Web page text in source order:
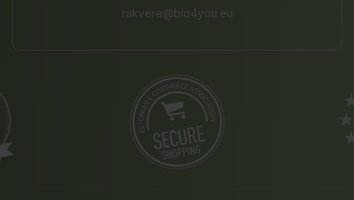
rakvere@bio4you.eu